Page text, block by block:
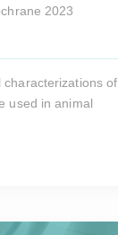
2023
characterizations of
used in animal